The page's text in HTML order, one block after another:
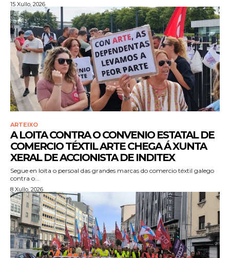
15 Xullo, 2026
ARTEIXO
A LOITA CONTRA O CONVENIO ESTATAL DE
COMERCIO TÉXTIL ARTE CHEGA Á XUNTA
XERAL DE ACCIONISTA DE INDITEX
Segue en loita o persoal das grandes marcas do comercio téxtil galego
contra o...
8 Xullo, 2026